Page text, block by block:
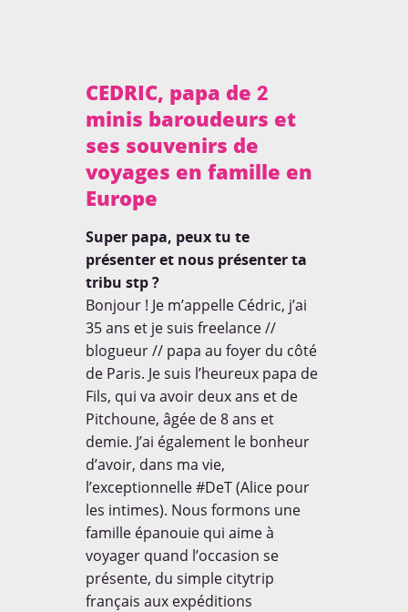
CEDRIC, papa de 2
minis baroudeurs et
ses souvenirs de
voyages en famille en
Europe
Super papa, peux tu te
présenter et nous présenter ta
tribu stp ?
Bonjour ! Je m’appelle Cédric, j’ai
35 ans et je suis freelance //
blogueur // papa au foyer du côté
de Paris. Je suis l’heureux papa de
Fils, qui va avoir deux ans et de
Pitchoune, âgée de 8 ans et
demie. J’ai également le bonheur
d’avoir, dans ma vie,
l’exceptionnelle #DeT (Alice pour
les intimes). Nous formons une
famille épanouie qui aime à
voyager quand l’occasion se
présente, du simple citytrip
français aux expéditions